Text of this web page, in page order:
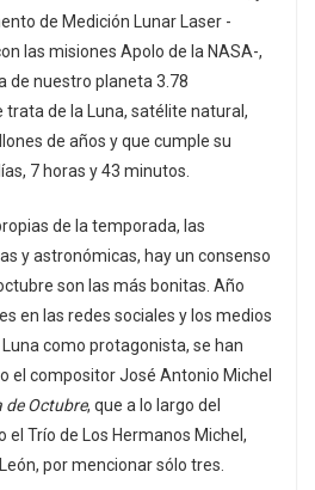
de Medición Lunar Laser -
las misiones Apolo de la NASA-,
de nuestro planeta 3.78
de la Luna, satélite natural,
de años y que cumple su
7 horas y 43 minutos.
de la temporada, las
y astronómicas, hay un consenso
son las más bonitas. Año
en las redes sociales y los medios
como protagonista, se han
el compositor José Antonio Michel
de Octubre, que a lo largo del
Trío de Los Hermanos Michel,
por mencionar sólo tres.